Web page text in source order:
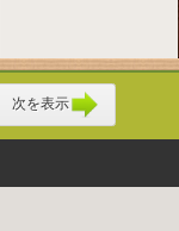
次を表示